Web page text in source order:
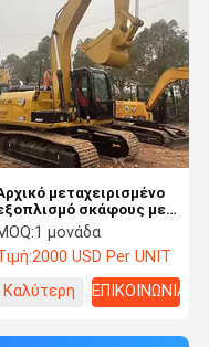
μεταχειρισμένο
σκάφους με
χρησιμοποιημένο
CAT 315D
1 μονάδα
2000 USD Per UNIT
Καλύτερη
ΕΠΙΚΟΙΝΩΝΙΑ